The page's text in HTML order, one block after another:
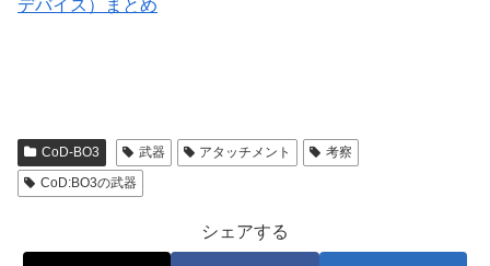
デバイス）まとめ
CoD-BO3 武器 アタッチメント
考察
CoD:BO3の武器
シェアする